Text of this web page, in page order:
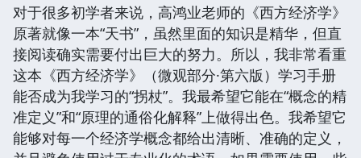
对于很多初学者来说，高鸿业老师的《西方经济学》
原著就像一本“天书”，虽然里面的知识是精华，但直
接阅读确实需要付出巨大的努力。所以，我非常看重
这本《西方经济学》（微观部分·第六版）学习手册
能否成为我学习的“拐杖”。我最希望它能在“概念的精
准定义”和“原理的通俗化解释”上做得出色。我希望它
能够对每一个经济学概念都给出清晰、准确的定义，